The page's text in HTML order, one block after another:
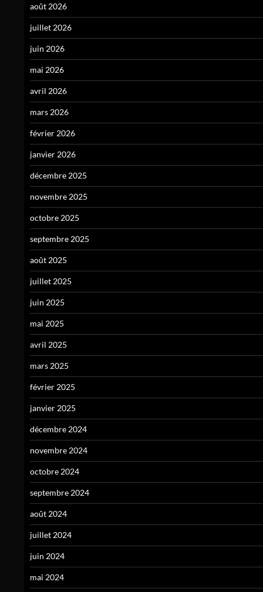
août 2026
juillet 2026
juin 2026
mai 2026
avril 2026
mars 2026
février 2026
janvier 2026
décembre 2025
novembre 2025
octobre 2025
septembre 2025
août 2025
juillet 2025
juin 2025
mai 2025
avril 2025
mars 2025
février 2025
janvier 2025
décembre 2024
novembre 2024
octobre 2024
septembre 2024
août 2024
juillet 2024
juin 2024
mai 2024